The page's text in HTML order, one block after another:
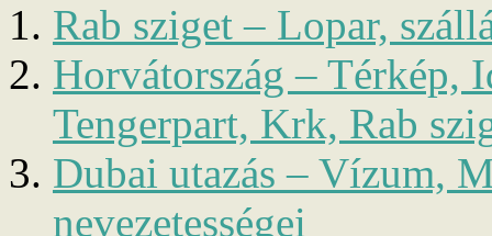
Rab sziget – Lopar,
Horvátország – Térkép,
Tengerpart, Krk, Rab
Dubai utazás – Vízum,
nevezetességei